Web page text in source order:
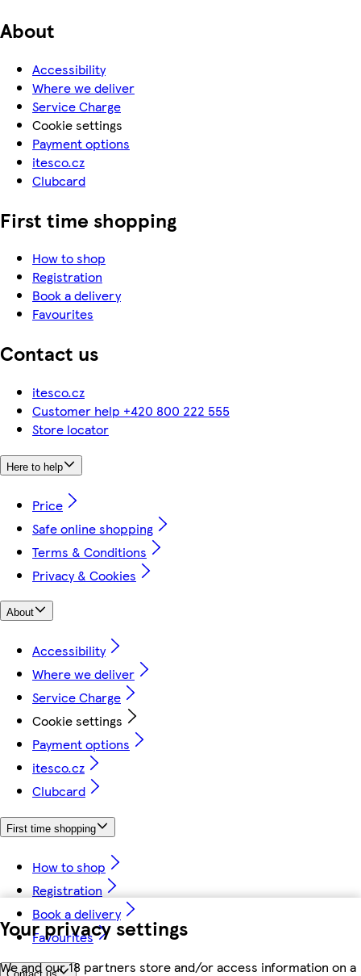
Your privacy settings
We and our 18 partners store and/or access information on a
About
Accessibility
Where we deliver
Service Charge
Cookie settings
Payment options
itesco.cz
Clubcard
First time shopping
How to shop
Registration
Book a delivery
Favourites
Contact us
itesco.cz
Customer help +420 800 222 555
Store locator
Here to help
Price
Safe online shopping
Terms & Conditions
Privacy & Cookies
About
Accessibility
Where we deliver
Service Charge
Cookie settings
Payment options
itesco.cz
Clubcard
First time shopping
How to shop
Registration
Book a delivery
Favourites